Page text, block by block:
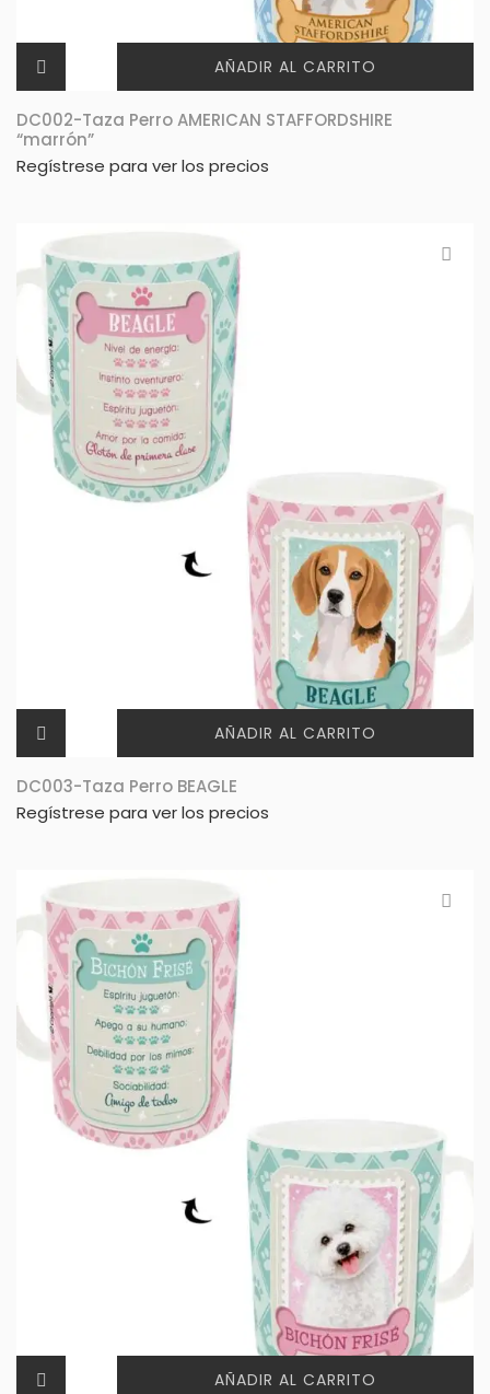
AÑADIR AL CARRITO
DC002-Taza Perro AMERICAN STAFFORDSHIRE
“marrón”
Regístrese para ver los precios
AÑADIR AL CARRITO
DC003-Taza Perro BEAGLE
Regístrese para ver los precios
AÑADIR AL CARRITO